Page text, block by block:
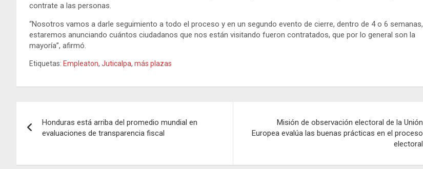
contrate a las personas.
“Nosotros vamos a darle seguimiento a todo el proceso y en un segundo evento de cierre, dentro de 4 o 6 semanas,
estaremos anunciando cuántos ciudadanos que nos están visitando fueron contratados, que por lo general son la
mayoría”, afirmó.
Etiquetas: Empleaton, Juticalpa, más plazas
de
Honduras está arriba del promedio mundial en
evaluaciones de transparencia fiscal
Misión de observación electoral de la Unión
Europea evalúa las buenas prácticas en el proceso
electoral